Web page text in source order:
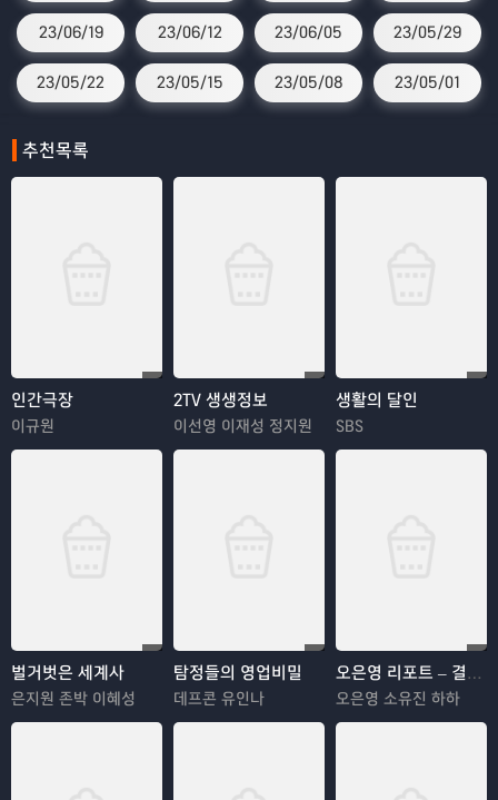
23/06/19 23/06/12 23/06/05 23/05/29
23/05/22 23/05/15 23/05/08 23/05/01
추천목록
인간극장
이규원
2TV 생생정보
이선영 이재성 정지원
생활의 달인
SBS
벌거벗은 세계사
은지원 존박 이혜성
탐정들의 영업비밀
데프콘 유인나
오은영 리포트 – 결혼 지옥
오은영 소유진 하하